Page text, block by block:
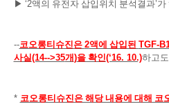
▶ ‘2액의 유전자 삽입위치 분석결과’가
--코오롱티슈진은 2액에 삽입된 TGF-
사실(14-->35개)을 확인(‘16. 10.)하고
* 코오롱티슈진은 해당 내용에 대해 코